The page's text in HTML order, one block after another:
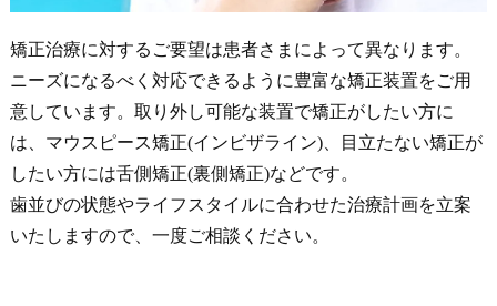
矯正治療に対するご要望は患者さまによって異なります。
ニーズになるべく対応できるように豊富な矯正装置をご用
意しています。取り外し可能な装置で矯正がしたい方に
は、マウスピース矯正(インビザライン)、目立たない矯正が
したい方には舌側矯正(裏側矯正)などです。
歯並びの状態やライフスタイルに合わせた治療計画を立案
いたしますので、一度ご相談ください。